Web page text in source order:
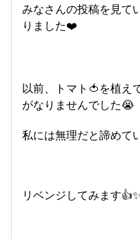
みなさんの投稿を見
りました❤️
以前、トマト🍅を植え
がなりませんでした😭
私には無理だと諦めて
リベンジしてみます👍✨